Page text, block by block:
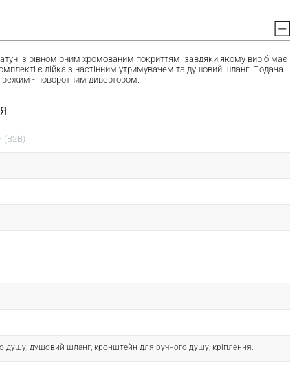
з рівномірним хромованим покриттям, завдяки якому виріб має
є лійка з настінним утримувачем та душовий шланг. Подача
- поворотним дивертором.
(B2B)
душу, душовий шланг, кронштейн для ручного душу, кріплення.